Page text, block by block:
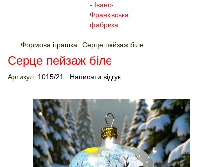
Формова іграшка Серце пейзаж біле
Серце пейзаж біле
Артикул: 1015/21 Написати відгук